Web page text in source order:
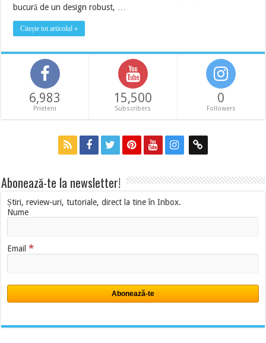
bucură de un design robust, …
Citește tot articolul »
6,983
Prieteni
15,500
Subscribers
0
Followers
Abonează-te la newsletter!
Știri, review-uri, tutoriale, direct la tine în Inbox.
Nume
Email*